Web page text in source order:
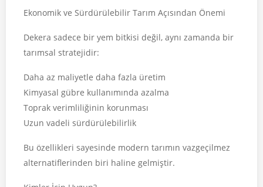
Ekonomik ve Sürdürülebilir Tarım Açısından Önemi
Dekera sadece bir yem bitkisi değil, aynı zamanda bir
tarımsal stratejidir:
Daha az maliyetle daha fazla üretim
Kimyasal gübre kullanımında azalma
Toprak verimliliğinin korunması
Uzun vadeli sürdürülebilirlik
Bu özellikleri sayesinde modern tarımın vazgeçilmez
alternatiflerinden biri haline gelmiştir.